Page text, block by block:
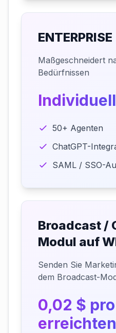
ENTERPRISE
Maßgeschneidert
Bedürfnissen
Individuell
50+ Agenten
ChatGPT-
SAML / SSO-
Broadcast /
Modul auf
Senden Sie
dem Broadcast-
0,02 $ pro